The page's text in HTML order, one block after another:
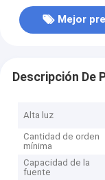
Mejor
Descripción De
Alta luz
Cantidad de orden
mínima
Capacidad de la
fuente